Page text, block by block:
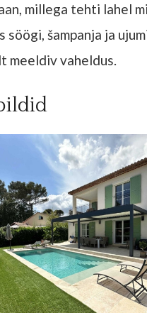
millega tehti lahel
söögi, šampanja ja
meeldiv vaheldus.